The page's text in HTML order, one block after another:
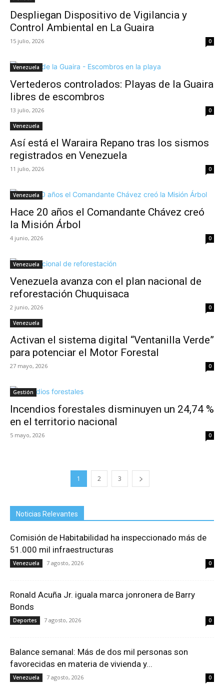
Despliegan Dispositivo de Vigilancia y
Control Ambiental en La Guaira
15 julio, 2026 0
Venezuela
Vertederos controlados: Playas de la Guaira
libres de escombros
13 julio, 2026 0
Venezuela
Así está el Waraira Repano tras los sismos
registrados en Venezuela
11 julio, 2026 0
Venezuela
Hace 20 años el Comandante Chávez creó
la Misión Árbol
4 junio, 2026 0
Venezuela
Venezuela avanza con el plan nacional de
reforestación Chuquisaca
2 junio, 2026 0
Venezuela
Activan el sistema digital “Ventanilla Verde”
para potenciar el Motor Forestal
27 mayo, 2026 0
Gestión
Incendios forestales disminuyen un 24,74 %
en el territorio nacional
5 mayo, 2026 0
1 2 3
Noticias Relevantes
Comisión de Habitabilidad ha inspeccionado más de
51.000 mil infraestructuras
Venezuela 7 agosto, 2026 0
Ronald Acuña Jr. iguala marca jonronera de Barry
Bonds
Deportes 7 agosto, 2026 0
Balance semanal: Más de dos mil personas son
favorecidas en materia de vivienda y...
Venezuela 7 agosto, 2026 0